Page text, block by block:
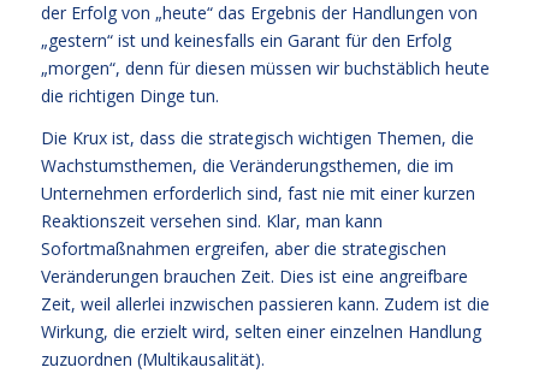
der Erfolg von „heute“ das Ergebnis der Handlungen von
„gestern“ ist und keinesfalls ein Garant für den Erfolg
„morgen“, denn für diesen müssen wir buchstäblich heute
die richtigen Dinge tun.
Die Krux ist, dass die strategisch wichtigen Themen, die
Wachstumsthemen, die Veränderungsthemen, die im
Unternehmen erforderlich sind, fast nie mit einer kurzen
Reaktionszeit versehen sind. Klar, man kann
Sofortmaßnahmen ergreifen, aber die strategischen
Veränderungen brauchen Zeit. Dies ist eine angreifbare
Zeit, weil allerlei inzwischen passieren kann. Zudem ist die
Wirkung, die erzielt wird, selten einer einzelnen Handlung
zuzuordnen (Multikausalität).